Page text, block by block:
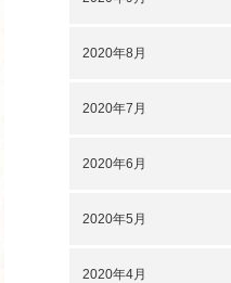
2020年8月
2020年7月
2020年6月
2020年5月
2020年4月